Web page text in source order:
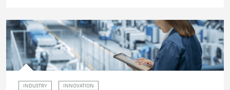
INDUSTRY INNOVATION